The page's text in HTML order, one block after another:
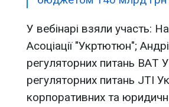
У вебінарі взяли участь:
Асоціації "Укртютюн";
регуляторних питань BАT
регуляторних питань JTI
корпоративних та